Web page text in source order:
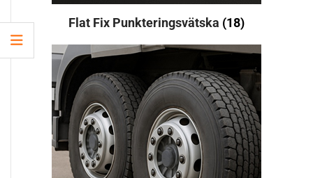
Flat Fix Punkteringsvätska (18)